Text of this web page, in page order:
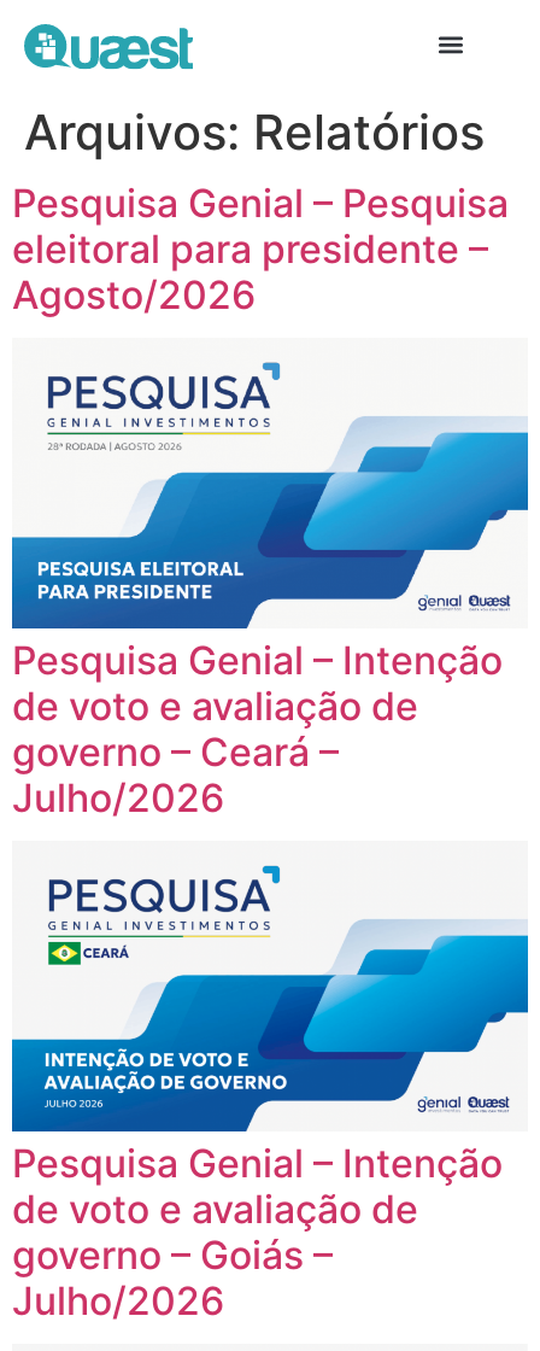
Arquivos: Relatórios
Pesquisa Genial – Pesquisa
eleitoral para presidente –
Agosto/2026
Pesquisa Genial – Intenção
de voto e avaliação de
governo – Ceará –
Julho/2026
Pesquisa Genial – Intenção
de voto e avaliação de
governo – Goiás –
Julho/2026